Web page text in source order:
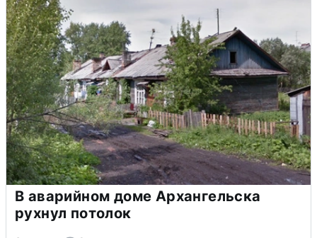
В аварийном доме Архангельска
рухнул потолок